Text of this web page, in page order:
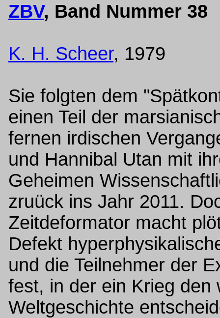
ZBV, Band Nummer 38
K. H. Scheer, 1979
Sie folgten dem
einen Teil der
fernen irdischen
und Hannibal Utan mit
Geheimen
zruück ins Jahr 2011.
Zeitdeformator macht
Defekt
und die Teilnehmer der
fest, in der ein Krieg den
Weltgeschichte